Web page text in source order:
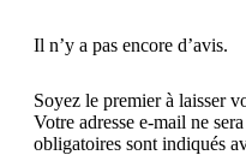
Il n’y a pas encore d’avis.
Soyez le premier à laisser
Votre adresse e-mail ne
obligatoires sont indiqués